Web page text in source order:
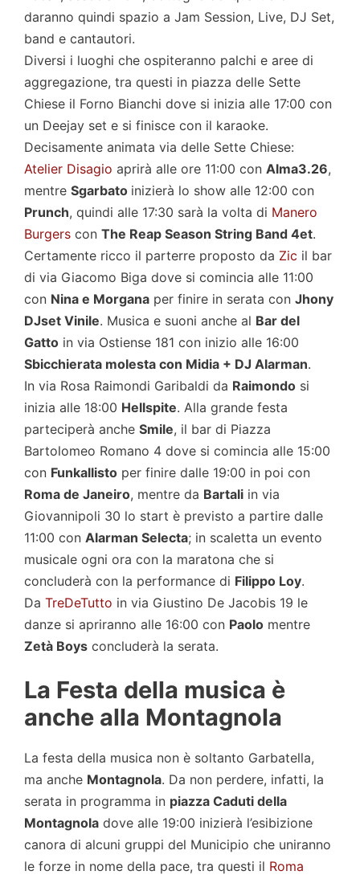
daranno quindi spazio a Jam Session, Live, DJ Set,
band e cantautori.
Diversi i luoghi che ospiteranno palchi e aree di
aggregazione, tra questi in piazza delle Sette
Chiese il Forno Bianchi dove si inizia alle 17:00 con
un Deejay set e si finisce con il karaoke.
Decisamente animata via delle Sette Chiese:
Atelier Disagio aprirà alle ore 11:00 con Alma3.26,
mentre Sgarbato inizierà lo show alle 12:00 con
Prunch, quindi alle 17:30 sarà la volta di Manero
Burgers con The Reap Season String Band 4et.
Certamente ricco il parterre proposto da Zic il bar
di via Giacomo Biga dove si comincia alle 11:00
con Nina e Morgana per finire in serata con Jhony
DJset Vinile. Musica e suoni anche al Bar del
Gatto in via Ostiense 181 con inizio alle 16:00
Sbicchierata molesta con Midia + DJ Alarman.
In via Rosa Raimondi Garibaldi da Raimondo si
inizia alle 18:00 Hellspite. Alla grande festa
parteciperà anche Smile, il bar di Piazza
Bartolomeo Romano 4 dove si comincia alle 15:00
con Funkallisto per finire dalle 19:00 in poi con
Roma de Janeiro, mentre da Bartali in via
Giovannipoli 30 lo start è previsto a partire dalle
11:00 con Alarman Selecta; in scaletta un evento
musicale ogni ora con la maratona che si
concluderà con la performance di Filippo Loy.
Da TreDeTutto in via Giustino De Jacobis 19 le
danze si apriranno alle 16:00 con Paolo mentre
Zetà Boys concluderà la serata.
La Festa della musica è
anche alla Montagnola
La festa della musica non è soltanto Garbatella,
ma anche Montagnola. Da non perdere, infatti, la
serata in programma in piazza Caduti della
Montagnola dove alle 19:00 inizierà l’esibizione
canora di alcuni gruppi del Municipio che uniranno
le forze in nome della pace, tra questi il Roma